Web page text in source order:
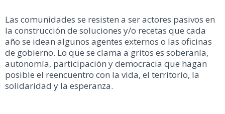
Las comunidades se resisten a ser actores pasivos en
la construcción de soluciones y/o recetas que cada
año se idean algunos agentes externos o las oficinas
de gobierno. Lo que se clama a gritos es soberanía,
autonomía, participación y democracia que hagan
posible el reencuentro con la vida, el territorio, la
solidaridad y la esperanza.